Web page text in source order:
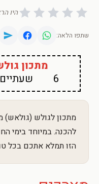
היו
שתפו הלאה:
מתכון
6
שעתיים
מתכון לגולש
להכנה. במיוחד בימי
הזו תמלא אתכם בכל